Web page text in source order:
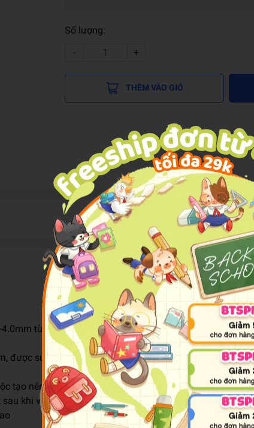
Số lượng:
-
+
THÊM VÀO GIỎ
tùy vào độ nghiêng khi viết
được sử dụng trong học tập lẫn mĩ thuật: viết, trang trí
tạo nên những dấu ấn riêng cho mỗi tác phẩm.
khi vẽ lên giấy.